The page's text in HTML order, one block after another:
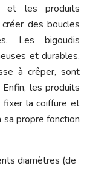
et les produits
des boucles
Les bigoudis
et durables.
à crêper, sont
les produits
fixer la coiffure et
sa propre fonction
diamètres (de